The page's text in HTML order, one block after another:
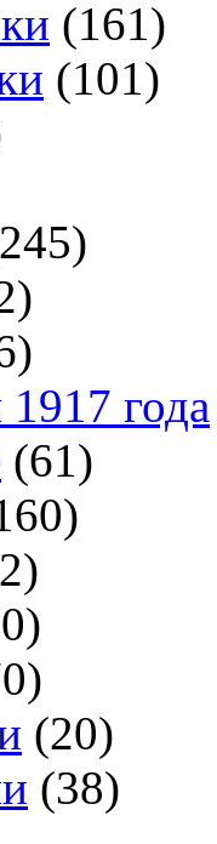
(161)
(101)
года
(61)
(20)
(38)